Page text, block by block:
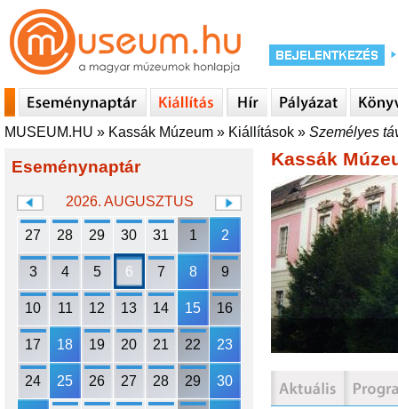
MUSEUM.HU » Kassák Múzeum » Kiállítások » Személyes
Eseménynaptár
2026. AUGUSZTUS
27 28 29 30 31 1 2
3 4 5 6 7 8 9
10 11 12 13 14 15 16
17 18 19 20 21 22 23
24 25 26 27 28 29 30
Kassák